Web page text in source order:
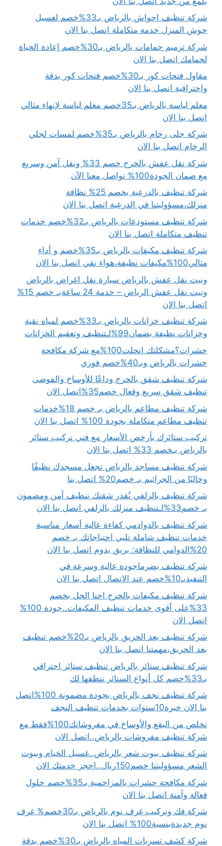
شركة تنظيف احواش بالرياض بـ33%خصم لغسيل
حوش المنزل خدمة متكاملة اتصل بنا الان
شركة ترميم حمامات بالرياض بـ30%خصم إعادة الحياة
لحمامك اتصل بنا الان
مقاول فتحات كور بـ30%خصم فتحات كور بدقة
واحترافية اتصل بنا الان
معلم لياسة بالرياض بـ35خصم معلم لياسة لإنهاء مثالي
اتصل بنا الان
شركة جلى رخام بالرياض بـ35%خصم لمسات لجلي
الرخام اتصل بنا الان
شركة نقل عفش بالخرج خصم 33% ونقل آمن وسريع
مع ضمان الجودة100% تواصل معنا الآن
شركة تنظيف بالدرعية بخصم 25% نظافة
منزلك،مسؤوليتنا في الدرعية اتصل بنا الان
شركة تنظيف مستودعات بالرياض بـ32%خصم خدمات
تنظيف متكاملة اتصل بنا الان
شركة تنظيف مكيفات بالرياض بـ35%خصم و أداء
مثالي100%مكيفات نظيفة،هواء نقي اتصل بنا الان
ونيت نقل عفش بالرياض سيارة نقل اغراض بالرياض
ونيت نقل عفش الرياض – خدمة 24 ساعةبـ خصم 15%
اتصل بنا الان
شركة تنظيف خزانات بالرياض بـ33%خصم لمياه نقية
وخزانات نظيفة بضمان99%لـتنظيف وتعقيم الخزانات
حشرات؟مشكلتك انحلت100%مع شركة مكافحة
حشرات بالرياض وبـ40%خصم فوري
شركة تنظيف شقق بالخرج وداعًا للأوساخ والفوضى
تنظيف شقق سريع وفعال خصم35%اتصل الان
شركة تنظيف مطاعم بالرياض بـ خصم 18%خدمات
تنظيف مطاعم متكاملة بجودة 100% اتصل بنا الان
تركيب ستائرك بأرخص الأسعار مع فني تركيب ستائر
بالرياض بـخصم 33% اتصل بنا الان
شركة تنظيف مساجد بالرياض تجعل مسجدك نظيفًا
وخاليًا من الجراثيم بـ خصم20% اتصل بنا
شركة تنظيف بالزلفي نُقدر شقتك تنظيف آمن ومضمون
بـ خصم33%لـتنظيف منزلك بالزلفي اتصل بنا الان
شركة تنظيف بالدوادمي كفاءة عالية أسعار مناسبة
خدمات تنظيف شاملة تلبي احتياجاتك بـ خصم
20%الدوامي للنظافة: بريق يدوم اتصل بنا الان
شركة تنظيف بضرماجودة عالية وسرعة في
التنفيذبـ10%خصم عند الاتصال اتصل بنا الان
شركة تنظيف مكيفات بالخرج احنا الحل بخصم
33%على أقوى خدمات تنظيف المكيفات..جودة 100%
اتصل الان
شركة تنظيف بعد الحريق بالرياض بـ20%خصم تنظيف
بعد الحريق،مهمتنا اتصل بنا الان
شركة تنظيف ستائر بالرياض تنظيف ستائر احترافي
بـ33%خصم كل أنواع الستائر ننظفها لك
شركة تنظيف نجف بالرياض بجودة مضمونة 100%اتصل
بنا الان خبرة10سنوات بخدمات تنظيف النجف
تخلص من البقع والأوساخ في مفروشاتك100%فقط مع
شركة تنظيف مفروشات بالرياض..اتصل الان
شركة تنظيف بيوت شعر بالرياض..غسيل الخيام وبيوت
الشعر مسؤوليتنا خصم150ريال..احجز خدمتك الان
شركة مكافحة حشرات بالمزاحمية بـ35%خصم حلول
فعالة وآمنة اتصل بنا الان
شركة فك وتركيب غرف نوم بالرياض بـ30خصم% غرف
نوم جديدةبنسبة100% اتصل بنا الان
شركة كشف تسربات المياه بالرياض بـ30%خصم بدقة